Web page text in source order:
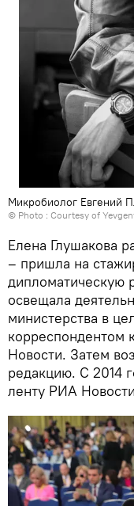
Микробиолог Евгений
© Photo : Courtesy of
Елена Глушакова
– пришла на
дипломатическую
освещала
министерства в
корреспондентом
Новости. Затем
редакцию. С 2014
ленту РИА